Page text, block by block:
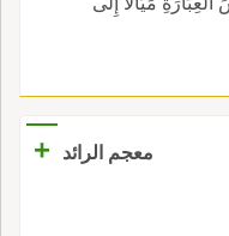
معجم الرائد +